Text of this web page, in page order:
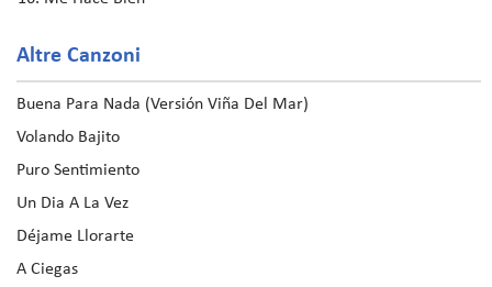
Altre Canzoni
Buena Para Nada (Versión Viña Del Mar)
Volando Bajito
Puro Sentimiento
Un Dia A La Vez
Déjame Llorarte
A Ciegas